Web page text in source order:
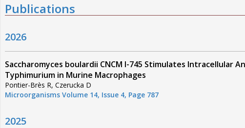
Publications
2026
Saccharomyces boulardii CNCM I-745 Stimulates Intracellular
Typhimurium in Murine Macrophages
Pontier-Brès R, Czerucka D
Microorganisms Volume 14, Issue 4, Page 787
2025